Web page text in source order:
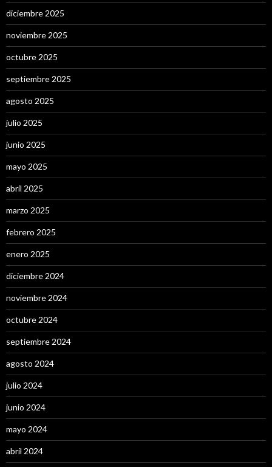
diciembre 2025
noviembre 2025
octubre 2025
septiembre 2025
agosto 2025
julio 2025
junio 2025
mayo 2025
abril 2025
marzo 2025
febrero 2025
enero 2025
diciembre 2024
noviembre 2024
octubre 2024
septiembre 2024
agosto 2024
julio 2024
junio 2024
mayo 2024
abril 2024